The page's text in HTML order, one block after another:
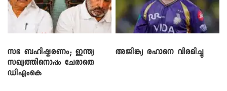
സഭ ബഹിഷ്കരണം; ഇന്ത്യ
സഖ്യത്തിനൊപ്പം ചേരാതെ
ഡിഎംകെ
അജിങ്ക്യ രഹാനെ വിരമിച്ചു